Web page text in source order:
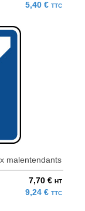
5,40 € TTC
malentendants
7,70 € HT
9,24 € TTC